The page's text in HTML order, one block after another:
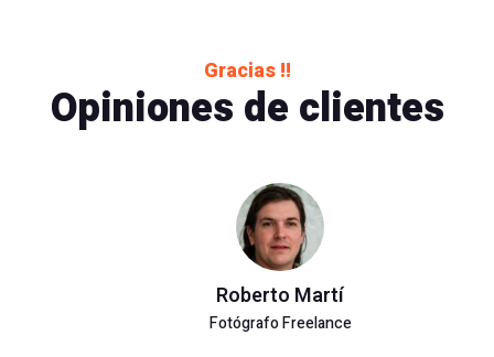
Gracias !!
Opiniones de clientes
Roberto Martí
Fotógrafo Freelance